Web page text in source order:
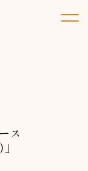
ス